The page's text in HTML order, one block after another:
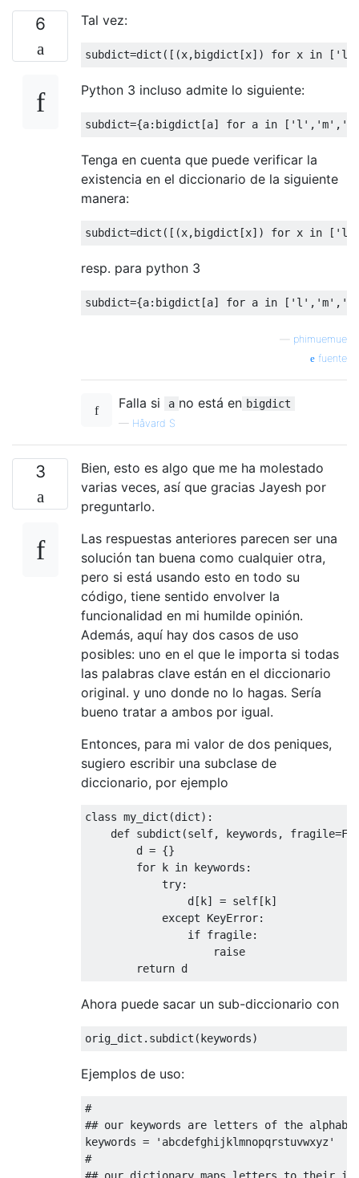
6 Tal vez:
subdict=dict ([(x,bigdict [x]) for x in [ 'l'
Python 3 incluso admite lo siguiente:
subdict={a: bigdict [a] for a in [ 'l' , 'm' ,
Tenga en cuenta que puede verificar la
existencia en el diccionario de la siguiente
manera:
subdict=dict ([(x,bigdict [x]) for x in [ 'l'
resp. para python 3
subdict={a: bigdict [a] for a in [ 'l' , 'm' ,
phimuemue
fuente
Falla si a no está en bigdict
— Håvard S
3
Bien, esto es algo que me ha molestado
varias veces, así que gracias Jayesh por
preguntarlo.
Las respuestas anteriores parecen ser una
solución tan buena como cualquier otra,
pero si está usando esto en todo su
código, tiene sentido envolver la
funcionalidad en mi humilde opinión.
Además, aquí hay dos casos de uso
posibles: uno en el que le importa si todas
las palabras clave están en el diccionario
original. y uno donde no lo hagas. Sería
bueno tratar a ambos por igual.
Entonces, para mi valor de dos peniques,
sugiero escribir una subclase de
diccionario, por ejemplo
class my_dict (dict):
def subdict (self, keywords , fragile=
        d
= {}
for k in keywords :
try:
                d
[k] = self[k]
except
KeyError:
if fragile:
raise
return d
Ahora puede sacar un sub-diccionario con
orig_dict . subdict (keywords)
Ejemplos de uso:
#
## our keywords are letters of the
keywords =
'abcdefghijklmnopqrstuvwxyz'
#
## our dictionary maps letters to their